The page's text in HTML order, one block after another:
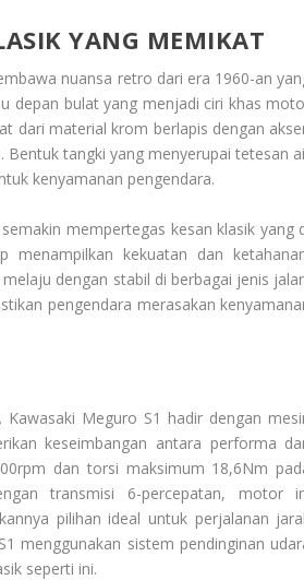
YANG MEMIKAT
nuansa retro dari era 1960-an
depan bulat yang menjadi ciri khas
dari material krom berlapis dengan
Bentuk tangki yang menyerupai tetesan
kenyamanan pengendara.
mempertegas kesan klasik yang
kekuatan dan
dengan stabil di berbagai jenis
pengendara merasakan
Kawasaki Meguro S1 hadir dengan
keseimbangan antara performa
dan torsi maksimum 18,6Nm
transmisi 6-percepatan, motor
pilihan ideal untuk perjalanan
menggunakan sistem pendinginan
seperti ini.